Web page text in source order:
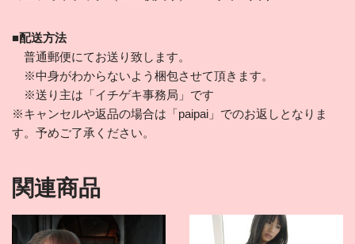
■配送方法
普通郵便にてお送り致します。
※中身がわからないよう梱包させて頂きます。
※送り主は「イチゲキ事務局」です
※キャンセルや返品の場合は「paipai」でのお返しとなりま
す。予めご了承ください。
関連商品